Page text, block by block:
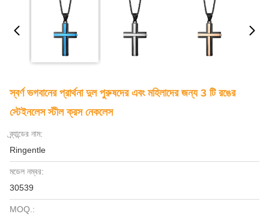
স্বর্ণ ভগবানের প্রার্থনা দুল পুরুষদের এবং মহিলাদের জন্য 3 টি রঙের
স্টেইনলেস স্টীল ক্রস নেকলেস
ব্র্যান্ডের নাম:
Ringentle
মডেল নম্বর:
30539
MOQ.: